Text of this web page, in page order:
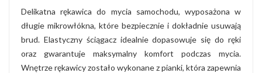
Delikatna rękawica do mycia samochodu, wyposażona w
długie mikrowłókna, które bezpiecznie i dokładnie usuwają
brud. Elastyczny ściągacz idealnie dopasowuje się do ręki
oraz gwarantuje maksymalny komfort podczas mycia.
Wnętrze rękawicy zostało wykonane z pianki, która zapewnia